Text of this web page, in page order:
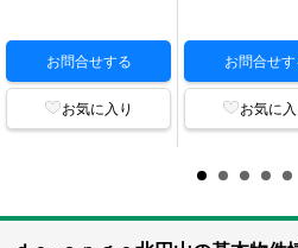
お問合せする
お気に入り
お問合せす
お気に入